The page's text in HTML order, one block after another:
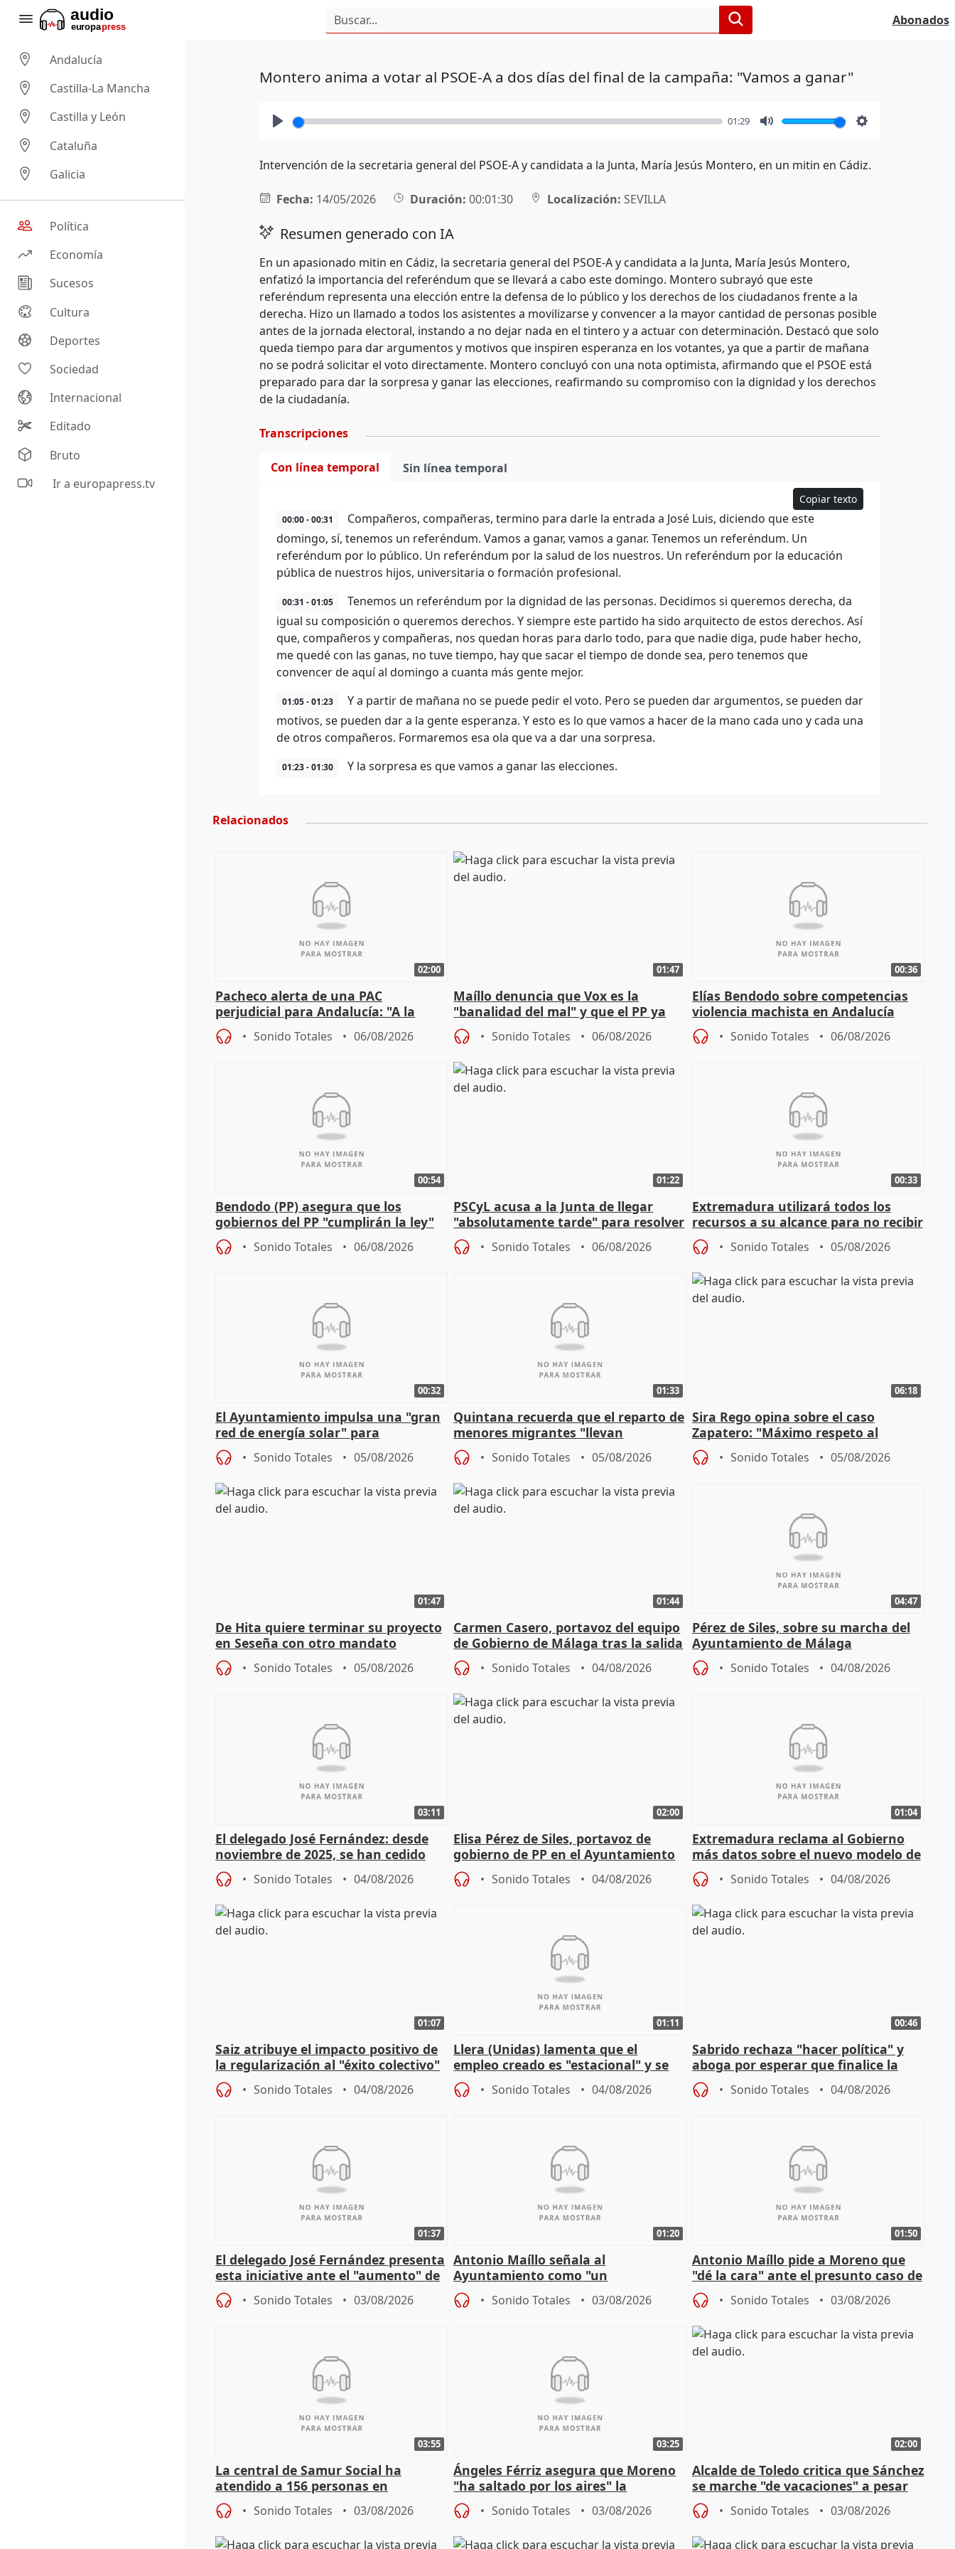
Abonados
Andalucía
Castilla-La Mancha
Castilla y León
Cataluña
Galicia
Política
Economía
Sucesos
Cultura
Deportes
Sociedad
Internacional
Editado
Bruto
Ir a europapress.tv
Montero anima a votar al PSOE-A a dos días del final de la campaña: "Vamos a ganar"
01:29
Intervención de la secretaria general del PSOE-A y candidata a la Junta, María Jesús Montero, en un mitin en Cádiz.
Fecha: 14/05/2026 Duración: 00:01:30 Localización: SEVILLA
Resumen generado con IA
En un apasionado mitin en Cádiz, la secretaria general del PSOE-A y candidata a la Junta, María Jesús Montero,
enfatizó la importancia del referéndum que se llevará a cabo este domingo. Montero subrayó que este
referéndum representa una elección entre la defensa de lo público y los derechos de los ciudadanos frente a la
derecha. Hizo un llamado a todos los asistentes a movilizarse y convencer a la mayor cantidad de personas posible
antes de la jornada electoral, instando a no dejar nada en el tintero y a actuar con determinación. Destacó que solo
queda tiempo para dar argumentos y motivos que inspiren esperanza en los votantes, ya que a partir de mañana
no se podrá solicitar el voto directamente. Montero concluyó con una nota optimista, afirmando que el PSOE está
preparado para dar la sorpresa y ganar las elecciones, reafirmando su compromiso con la dignidad y los derechos
de la ciudadanía.
Transcripciones
Con línea temporal Sin línea temporal
Copiar texto
00:00 - 00:31
Compañeros, compañeras, termino para darle la entrada a José Luis, diciendo que este
domingo, sí, tenemos un referéndum. Vamos a ganar, vamos a ganar. Tenemos un referéndum. Un
referéndum por lo público. Un referéndum por la salud de los nuestros. Un referéndum por la educación
pública de nuestros hijos, universitaria o formación profesional.
00:31 - 01:05
Tenemos un referéndum por la dignidad de las personas. Decidimos si queremos derecha, da
igual su composición o queremos derechos. Y siempre este partido ha sido arquitecto de estos derechos. Así
que, compañeros y compañeras, nos quedan horas para darlo todo, para que nadie diga, pude haber hecho,
me quedé con las ganas, no tuve tiempo, hay que sacar el tiempo de donde sea, pero tenemos que
convencer de aquí al domingo a cuanta más gente mejor.
01:05 - 01:23
Y a partir de mañana no se puede pedir el voto. Pero se pueden dar argumentos, se pueden dar
motivos, se pueden dar a la gente esperanza. Y esto es lo que vamos a hacer de la mano cada uno y cada una
de otros compañeros. Formaremos esa ola que va a dar una sorpresa.
01:23 - 01:30 Y la sorpresa es que vamos a ganar las elecciones.
Relacionados
02:00
Pacheco alerta de una PAC
perjudicial para Andalucía: "A la
agricultura hay que protegerla"
Sonido Totales 06/08/2026
01:47
Maíllo denuncia que Vox es la
"banalidad del mal" y que el PP ya
asume todas sus tesis
Sonido Totales 06/08/2026
00:36
Elías Bendodo sobre competencias
violencia machista en Andalucía
Sonido Totales 06/08/2026
00:54
Bendodo (PP) asegura que los
gobiernos del PP "cumplirán la ley"
sobre los menores migrantes
Sonido Totales 06/08/2026
01:22
PSCyL acusa a la Junta de llegar
"absolutamente tarde" para resolver
problemas como Newcastle
Sonido Totales 06/08/2026
00:33
Extremadura utilizará todos los
recursos a su alcance para no recibir
más menores migrantes
Sonido Totales 05/08/2026
00:32
El Ayuntamiento impulsa una "gran
red de energía solar" para
autoconsumo
Sonido Totales 05/08/2026
01:33
Quintana recuerda que el reparto de
menores migrantes "llevan
aportación del Gobierno" central
Sonido Totales 05/08/2026
06:18
Sira Rego opina sobre el caso
Zapatero: "Máximo respeto al
proceso judicial"
Sonido Totales 05/08/2026
01:47
De Hita quiere terminar su proyecto
en Seseña con otro mandato
Sonido Totales 05/08/2026
01:44
Carmen Casero, portavoz del equipo
de Gobierno de Málaga tras la salida
de Pérez de Siles
Sonido Totales 04/08/2026
04:47
Pérez de Siles, sobre su marcha del
Ayuntamiento de Málaga
Sonido Totales 04/08/2026
03:11
El delegado José Fernández: desde
noviembre de 2025, se han cedido
9.810 ayudas por nacimiento
Sonido Totales 04/08/2026
02:00
Elisa Pérez de Siles, portavoz de
gobierno de PP en el Ayuntamiento
de Málaga, deja la política
Sonido Totales 04/08/2026
01:04
Extremadura reclama al Gobierno
más datos sobre el nuevo modelo de
financiación
Sonido Totales 04/08/2026
01:07
Saiz atribuye el impacto positivo de
la regularización al "éxito colectivo"
del Gobierno
Sonido Totales 04/08/2026
01:11
Llera (Unidas) lamenta que el
empleo creado es "estacional" y se
"esfumará" al acabar el verano
Sonido Totales 04/08/2026
00:46
Sabrido rechaza "hacer política" y
aboga por esperar que finalice la
investigación del incendio
Sonido Totales 04/08/2026
01:37
El delegado José Fernández presenta
esta iniciative ante el "aumento" de
personas sin hogar en Madri
Sonido Totales 03/08/2026
01:20
Antonio Maíllo señala al
Ayuntamiento como "un
especulador más" sobre viviendas de
Jiménez Becerril
Sonido Totales 03/08/2026
01:50
Antonio Maíllo pide a Moreno que
"dé la cara" ante el presunto caso de
acoso del CEO de ADM
Sonido Totales 03/08/2026
03:55
La central de Samur Social ha
atendido a 156 personas en
situación de calle durante Campaña
de CalorSonido Totales 03/08/2026
03:25
Ángeles Férriz asegura que Moreno
"ha saltado por los aires" la
negociación tras acuerdo con SMA
Sonido Totales 03/08/2026
02:00
Alcalde de Toledo critica que Sánchez
se marche "de vacaciones" a pesar
de la crisis migratoria
Sonido Totales 03/08/2026